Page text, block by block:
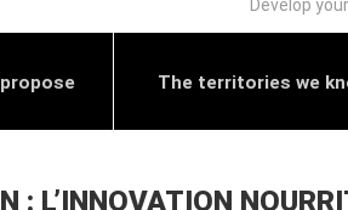
Develop
The territories we
: L’INNOVATION